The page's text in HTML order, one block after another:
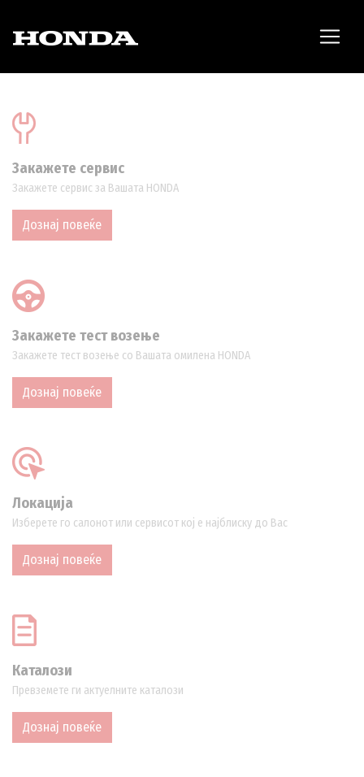
Закажете сервис
Закажете сервис за Вашата HONDA
Дознај повеќе
Закажете тест возење
Закажете тест возење со Вашата омилена HONDA
Дознај повеќе
Локација
Изберете го салонот или сервисот кој е најблиску до Вас
Дознај повеќе
Каталози
Превземете ги актуелните каталози
Дознај повеќе